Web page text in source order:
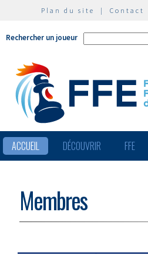
Plan du site | Contact
Rechercher un joueur
ACCUEIL DÉCOUVRIR FFE
Membres